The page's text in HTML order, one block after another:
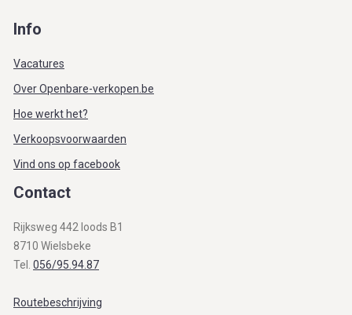
Info
Vacatures
Over Openbare-verkopen.be
Hoe werkt het?
Verkoopsvoorwaarden
Vind ons op facebook
Contact
Rijksweg 442 loods B1
8710 Wielsbeke
Tel.
056/95.94.87
Routebeschrijving